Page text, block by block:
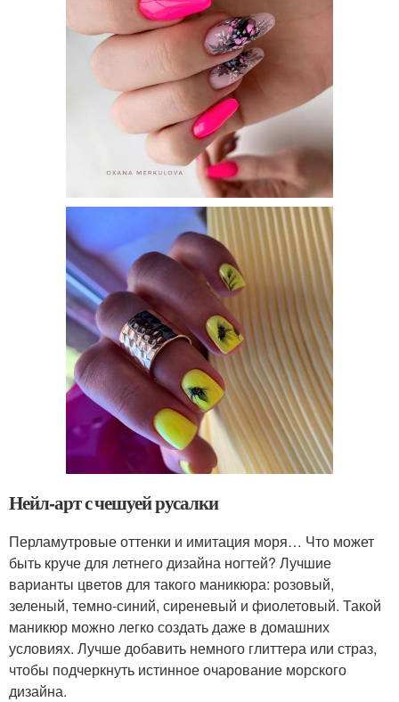
Нейл-арт с чешуей русалки
Перламутровые оттенки и имитация моря… Что может
быть круче для летнего дизайна ногтей? Лучшие
варианты цветов для такого маникюра: розовый,
зеленый, темно-синий, сиреневый и фиолетовый. Такой
маникюр можно легко создать даже в домашних
условиях. Лучше добавить немного глиттера или страз,
чтобы подчеркнуть истинное очарование морского
дизайна.